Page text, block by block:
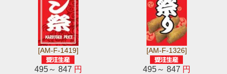
[AM-F-1419]
495～ 847 円
[AM-F-1326]
495～ 847 円